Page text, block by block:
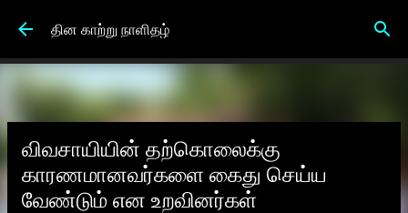
Skip to main content
தின காற்று நாளிதழ்
விவசாயியின் தற்கொலைக்கு
காரணமானவர்களை கைது செய்ய
வேண்டும் என உறவினர்கள்